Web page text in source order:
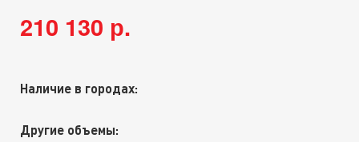
210 130 р.
Наличие в городах:
Другие объемы: